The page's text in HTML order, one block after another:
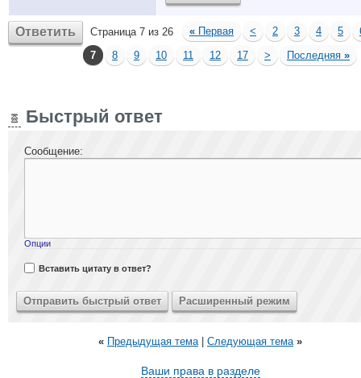
Ответить Страница 7 из 26 « Первая < 2 3 4 5
7
8 9 10 11 12 17 > Последняя »
Быстрый ответ
Сообщение:
Опции
Вставить цитату в ответ?
« Предыдущая тема| Следующая тема »
Ваши права в разделе